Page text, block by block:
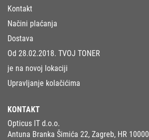
Kontakt
Načini plaćanja
Dostava
Od 28.02.2018. TVOJ TONER
je na novoj lokaciji
Upravljanje kolačićima
KONTAKT
Opticus IT d.o.o.
Antuna Branka Šimića 22, Zagreb, HR 10000